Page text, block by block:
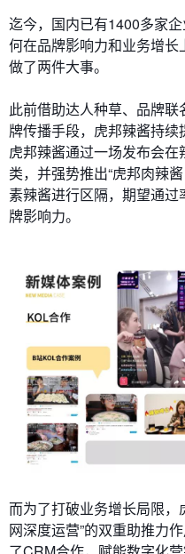
迄今，国内已有1400多家
何在品牌影响力和业务增
做了两件大事。
此前借助达人种草、品牌
牌传播手段，虎邦辣酱持续
虎邦辣酱通过一场发布会在
类，并强势推出“虎邦肉辣
素辣酱进行区隔，期望通
牌影响力。
而为了打破业务增长局限，
网深度运营”的双重助推力